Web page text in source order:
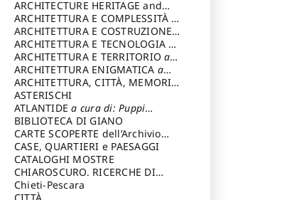
Claudio
ARCHITECTURE HERITAGE and
DESIGN
ARCHITETTURA E COMPLESSITÀ a
cura di: Piva Antonio
ARCHITETTURA E COSTRUZIONEa
cura di: Poretti Sergio
ARCHITETTURA E TECNOLOGIA a
cura di: Carrara Gianfranco
ARCHITETTURA E TERRITORIOa
cura di: Pietrogrande Enrico
ARCHITETTURA ENIGMATICA a
cura di: Lenci Ruggero
ARCHITETTURA, CITTÀ, MEMORIA
a cura di: Valeriani Enrico
ASTERISCHI
ATLANTIDEa cura di: Puppi
Lionello
BIBLIOTECA DI GIANO
CARTE SCOPERTE dell’Archivio
Storico Capitolino
CASE, QUARTIERI e PAESAGGI
CATALOGHI MOSTRE
CHIAROSCURO. RICERCHE DI
STORIA E STORIA DELL'ARTE
Chieti-Pescara